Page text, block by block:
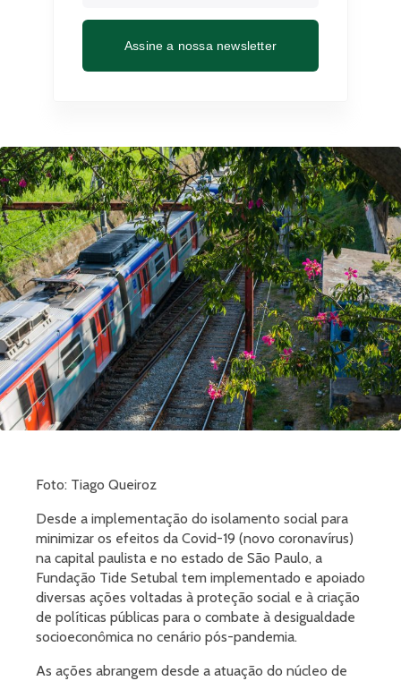
Foto: Tiago Queiroz
Desde a implementação do isolamento social para
minimizar os efeitos da Covid-19 (novo coronavírus)
na capital paulista e no estado de São Paulo, a
Fundação Tide Setubal tem implementado e apoiado
diversas ações voltadas à proteção social e à criação
de políticas públicas para o combate à desigualdade
socioeconômica no cenário pós-pandemia.
As ações abrangem desde a atuação do núcleo de
Assine a nossa newsletter